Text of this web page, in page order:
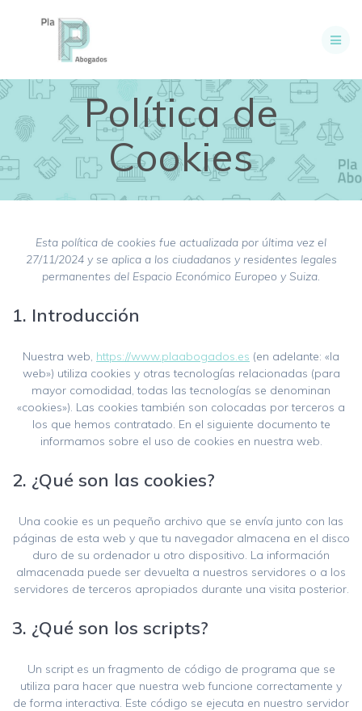
Política de
Cookies
Esta política de cookies fue actualizada por última vez el
27/11/2024 y se aplica a los ciudadanos y residentes legales
permanentes del Espacio Económico Europeo y Suiza.
1. Introducción
Nuestra web, https://www.plaabogados.es (en adelante: «la
web») utiliza cookies y otras tecnologías relacionadas (para
mayor comodidad, todas las tecnologías se denominan
«cookies»). Las cookies también son colocadas por terceros a
los que hemos contratado. En el siguiente documento te
informamos sobre el uso de cookies en nuestra web.
2. ¿Qué son las cookies?
Una cookie es un pequeño archivo que se envía junto con las
páginas de esta web y que tu navegador almacena en el disco
duro de su ordenador u otro dispositivo. La información
almacenada puede ser devuelta a nuestros servidores o a los
servidores de terceros apropiados durante una visita posterior.
3. ¿Qué son los scripts?
Un script es un fragmento de código de programa que se
utiliza para hacer que nuestra web funcione correctamente y
de forma interactiva. Este código se ejecuta en nuestro servidor